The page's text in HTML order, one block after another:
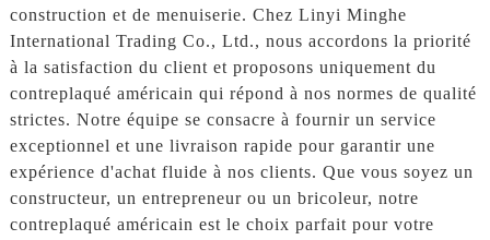
construction et de menuiserie. Chez Linyi Minghe
International Trading Co., Ltd., nous accordons la priorité
à la satisfaction du client et proposons uniquement du
contreplaqué américain qui répond à nos normes de qualité
strictes. Notre équipe se consacre à fournir un service
exceptionnel et une livraison rapide pour garantir une
expérience d'achat fluide à nos clients. Que vous soyez un
constructeur, un entrepreneur ou un bricoleur, notre
contreplaqué américain est le choix parfait pour votre